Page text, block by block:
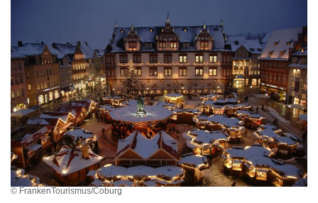
© FrankenTourismus/Coburg